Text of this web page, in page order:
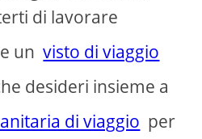
di lavorare
unvisto di viaggio
desideri insieme a
di viaggio per